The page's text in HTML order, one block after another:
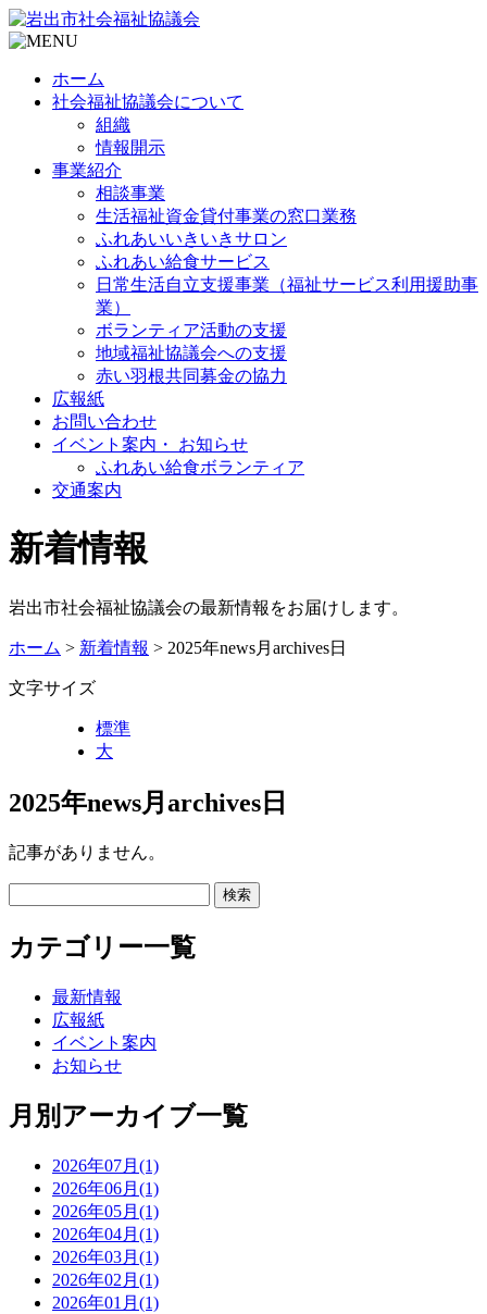
ホーム
社会福祉協議会について
組織
情報開示
事業紹介
相談事業
生活福祉資金貸付事業の窓口業務
ふれあいいきいきサロン
ふれあい給食サービス
日常生活自立支援事業（福祉サービス利用援助事
業）
ボランティア活動の支援
地域福祉協議会への支援
赤い羽根共同募金の協力
広報紙
お問い合わせ
イベント案内・ お知らせ
ふれあい給食ボランティア
交通案内
新着情報
岩出市社会福祉協議会の最新情報をお届けします。
ホーム > 新着情報 > 2025年news月archives日
文字サイズ
標準
大
2025年news月archives日
記事がありません。
カテゴリー一覧
最新情報
広報紙
イベント案内
お知らせ
月別アーカイブ一覧
2026年07月(1)
2026年06月(1)
2026年05月(1)
2026年04月(1)
2026年03月(1)
2026年02月(1)
2026年01月(1)